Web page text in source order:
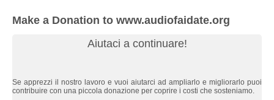
Make a Donation to www.audiofaidate.org
Aiutaci a continuare!
Se apprezzi il nostro lavoro e vuoi aiutarci ad ampliarlo e migliorarlo puoi
contribuire con una piccola donazione per coprire i costi che sosteniamo.